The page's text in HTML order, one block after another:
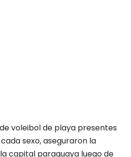
voleibol de playa presentes
sexo, aseguraron la
capital paraguaya luego de